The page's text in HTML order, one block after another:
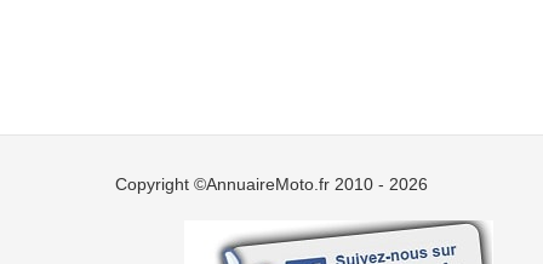
Copyright ©AnnuaireMoto.fr 2010 - 2026